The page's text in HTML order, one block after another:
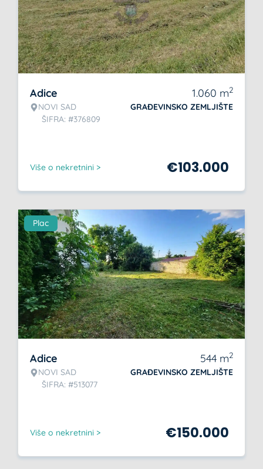
Adice
NOVI SAD
ŠIFRA: #376809
1.060 m2
GRAĐEVINSKO ZEMLJIŠTE
Više o nekretnini > €103.000
Plac
Adice
NOVI SAD
ŠIFRA: #513077
544 m2
GRAĐEVINSKO ZEMLJIŠTE
Više o nekretnini > €150.000